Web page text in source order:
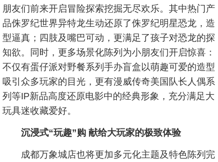
朋友们前来开启冒险探索挖掘无尽欢乐。其中热门产
品侏罗纪世界异特龙生动还原了侏罗纪明星恐龙，造
型逼真；四肢及嘴巴可动，更满足了孩子对恐龙的探
知欲。同时，更多场景化陈列为小朋友们开启惊喜：
不仅有蛋仔派对野餐系列手办盲盒以萌趣可爱的造型
吸引众多玩家的目光，更有漫威传奇美国队长人偶系
列等IP新品高度还原电影中的经典形象，充分满足大
玩具迷收藏爱好。
沉浸式“玩趣”购 献给大玩家的极致体验
成都万象城店也将更加多元化主题及特色陈列完